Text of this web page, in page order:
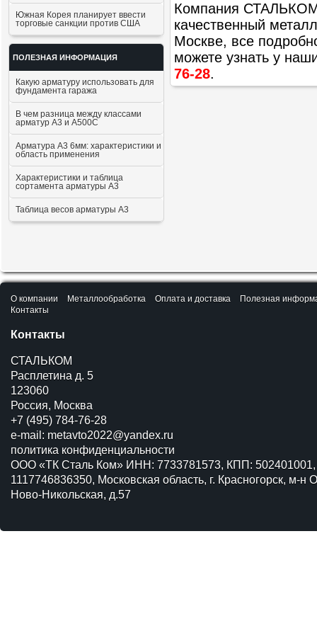
Южная Корея планирует ввести
торговые санкции против США
ПОЛЕЗНАЯ ИНФОРМАЦИЯ
Какую арматуру использовать для
фундамента гаража
В чем разница между классами
арматур А3 и А500С
Арматура А3 6мм: характеристики и
область применения
Характеристики и таблица
сортамента арматуры А3
Таблица весов арматуры А3
Компания СТАЛЬКОМ
качественный
Москве, все
можете узнать у
76-28.
О компании Металлообработка Оплата и доставка
Полезная
Контакты
Контакты
СТАЛЬКОМ
Расплетина д. 5
123060
Россия, Москва
+7 (495) 784-76-28
e-mail: metavto2022@yandex.ru
политика конфиденциальности
ООО «ТК Сталь Ком» ИНН: 7733781573, КПП:
1117746836350, Московская область, г. Красногорск, м-н
Ново-Никольская, д.57